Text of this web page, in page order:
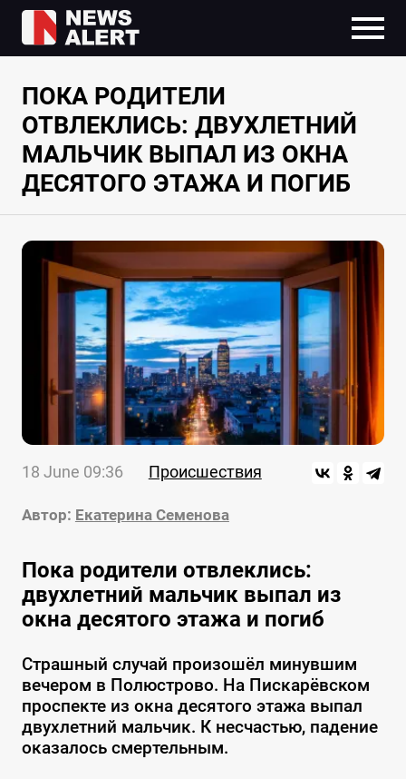
ПОКА РОДИТЕЛИ
ОТВЛЕКЛИСЬ: ДВУХЛЕТНИЙ
МАЛЬЧИК ВЫПАЛ ИЗ ОКНА
ДЕСЯТОГО ЭТАЖА И ПОГИБ
18 June 09:36 Происшествия
Автор: Екатерина Семенова
Пока родители отвлеклись:
двухлетний мальчик выпал из
окна десятого этажа и погиб
Страшный случай произошёл минувшим
вечером в Полюстрово. На Пискарёвском
проспекте из окна десятого этажа выпал
двухлетний мальчик. К несчастью, падение
оказалось смертельным.